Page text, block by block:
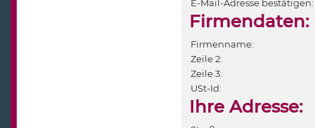
E-Mail-Adresse bestätigen:
Firmendaten:
Firmenname:
Zeile 2:
Zeile 3:
USt-Id:
Ihre Adresse: